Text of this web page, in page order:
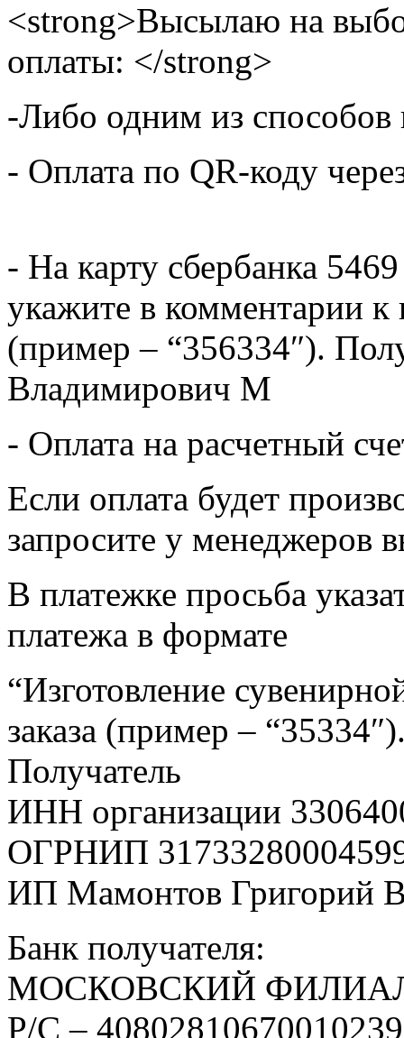
<strong>Высылаю на
оплаты: </strong>
-Либо одним из
- Оплата по QR-коду
- На карту сбербанка
укажите в комментарии к
(пример – “356334″).
Владимирович М
- Оплата на расчетный
Если оплата будет
запросите у менеджеров
В платежке просьба
платежа в формате
“Изготовление
заказа (пример –
Получатель
ИНН организации
ОГРНИП
ИП Мамонтов Григорий
Банк получателя:
МОСКОВСКИЙ
Р/С –